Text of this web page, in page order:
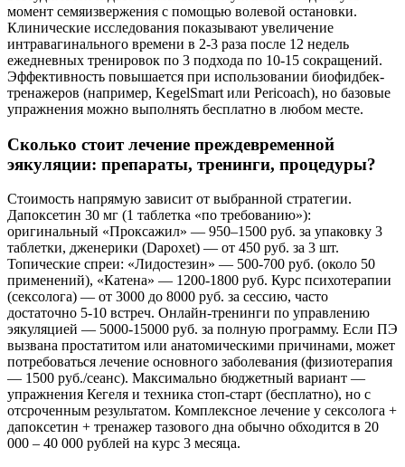
момент семяизвержения с помощью волевой остановки.
Клинические исследования показывают увеличение
интравагинального времени в 2-3 раза после 12 недель
ежедневных тренировок по 3 подхода по 10-15 сокращений.
Эффективность повышается при использовании биофидбек-
тренажеров (например, KegelSmart или Pericoach), но базовые
упражнения можно выполнять бесплатно в любом месте.
Сколько стоит лечение преждевременной
эякуляции: препараты, тренинги, процедуры?
Стоимость напрямую зависит от выбранной стратегии.
Дапоксетин 30 мг (1 таблетка «по требованию»):
оригинальный «Проксажил» — 950–1500 руб. за упаковку 3
таблетки, дженерики (Dapoxet) — от 450 руб. за 3 шт.
Топические спреи: «Лидостезин» — 500-700 руб. (около 50
применений), «Катена» — 1200-1800 руб. Курс психотерапии
(сексолога) — от 3000 до 8000 руб. за сессию, часто
достаточно 5-10 встреч. Онлайн-тренинги по управлению
эякуляцией — 5000-15000 руб. за полную программу. Если ПЭ
вызвана простатитом или анатомическими причинами, может
потребоваться лечение основного заболевания (физиотерапия
— 1500 руб./сеанс). Максимально бюджетный вариант —
упражнения Кегеля и техника стоп-старт (бесплатно), но с
отсроченным результатом. Комплексное лечение у сексолога +
дапоксетин + тренажер тазового дна обычно обходится в 20
000 – 40 000 рублей на курс 3 месяца.